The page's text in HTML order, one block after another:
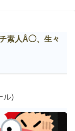
チ素人Å◯、生々
ル)